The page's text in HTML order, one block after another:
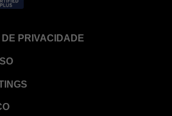
PRIVACIDADE